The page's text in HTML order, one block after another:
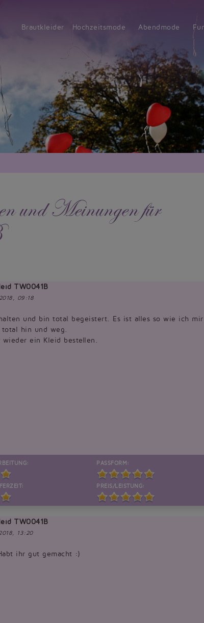
Brautkleider Hochzeitsmode Abendmode
und Meinungen für
TW0041B
09:18
und bin total begeistert. Es ist alles so wie ich mir
hin und weg.
wieder ein Kleid bestellen.
PASSFORM:
PREIS/LEISTUNG:
TW0041B
13:20
ihr gut gemacht :)